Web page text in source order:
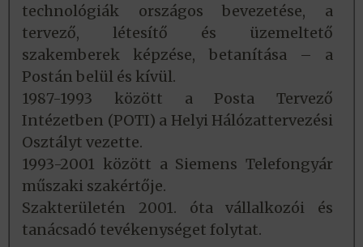
technológiák országos bevezetése, a
tervező, létesítő és üzemeltető
szakemberek képzése, betanítása – a
Postán belül és kívül.
1987-1993 között a Posta Tervező
Intézetben (POTI) a Helyi Hálózattervezési
Osztályt vezette.
1993-2001 között a Siemens Telefongyár
műszaki szakértője.
Szakterületén 2001. óta vállalkozói és
tanácsadó tevékenységet folytat.